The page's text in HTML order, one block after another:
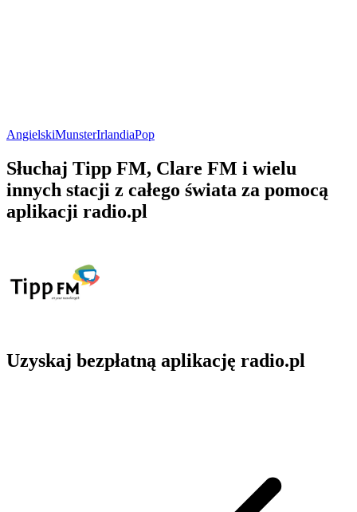
AngielskiMunsterIrlandiaPop
Słuchaj Tipp FM, Clare FM i wielu
innych stacji z całego świata za pomocą
aplikacji radio.pl
Uzyskaj bezpłatną aplikację radio.pl